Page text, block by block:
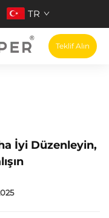
TR
Teklif Alın
İyi Düzenleyin,